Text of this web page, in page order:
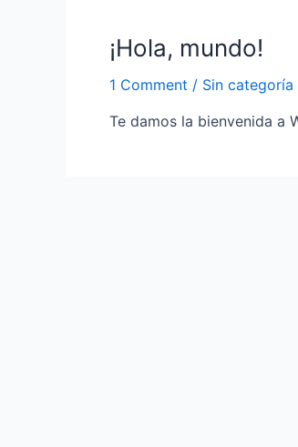
¡Hola, mundo!
1 Comment / Sin categoría
Te damos la bienvenida a